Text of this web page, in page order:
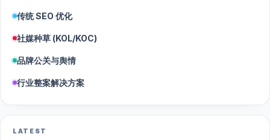
传统 SEO 优化
社媒种草 (KOL/KOC)
品牌公关与舆情
行业整案解决方案
LATEST